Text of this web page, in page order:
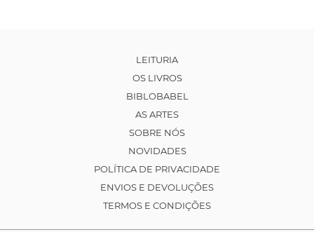
LEITURIA
OS LIVROS
BIBLOBABEL
AS ARTES
SOBRE NÓS
NOVIDADES
POLÍTICA DE PRIVACIDADE
ENVIOS E DEVOLUÇÕES
TERMOS E CONDIÇÕES